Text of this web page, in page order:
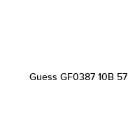
Guess GF0387 10B 57